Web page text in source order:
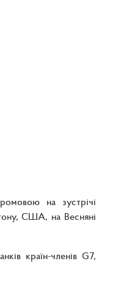
на зустрічі
США, на Весняні
країн-членів G7,